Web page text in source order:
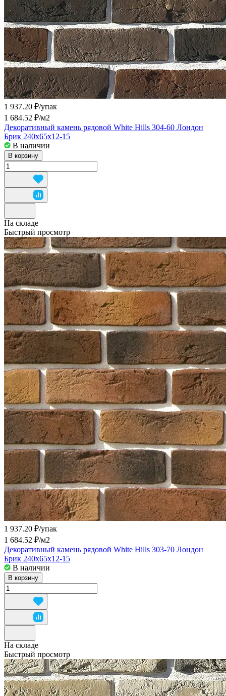
1 937.20 ₽/упак
1 684.52 ₽/м2
Декоративный камень рядовой White Hills 304-60 Лондон
Брик 240x65x12-15
В наличии
В корзину
На складе
Быстрый просмотр
1 937.20 ₽/упак
1 684.52 ₽/м2
Декоративный камень рядовой White Hills 303-70 Лондон
Брик 240x65x12-15
В наличии
В корзину
На складе
Быстрый просмотр